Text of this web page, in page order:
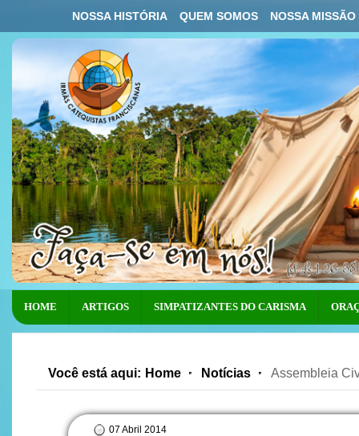
NOSSA HISTÓRIA QUEM SOMOS NOSSA MISSÃO
HOME ARTIGOS SIMPATIZANTES DO CARISMA
Você está aqui: Home Notícias Assembleia
07 Abril 2014